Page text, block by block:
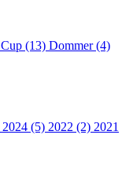
Cup (13) Dommer (4)
2024 (5) 2022 (2) 2021